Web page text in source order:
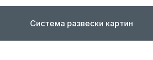
Система развески картин